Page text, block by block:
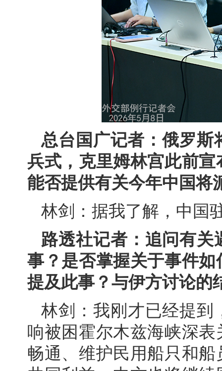
总台国广记者：俄罗斯
兵式，克里姆林宫此前
能否提供有关今年中国将
林剑：据我了解，中国
路透社记者：追问有
事？是否掌握关于事件
提及此事？与伊方讨论的
林剑：我刚才已经提到
响被困霍尔木兹海峡深
畅通、维护民用船只和